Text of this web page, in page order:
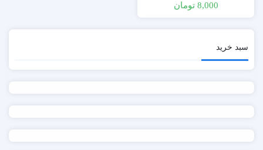
8,000 تومان
سبد خرید